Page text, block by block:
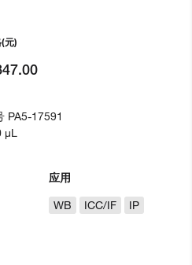
应用
WB
ICC/IF IP
(元)
PA5-17591
µL